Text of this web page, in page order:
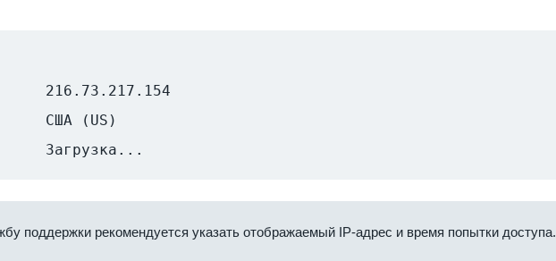
216.73.217.154
США (US)
Загрузка...
поддержки рекомендуется указать отображаемый IP-адрес и время попытки доступа.